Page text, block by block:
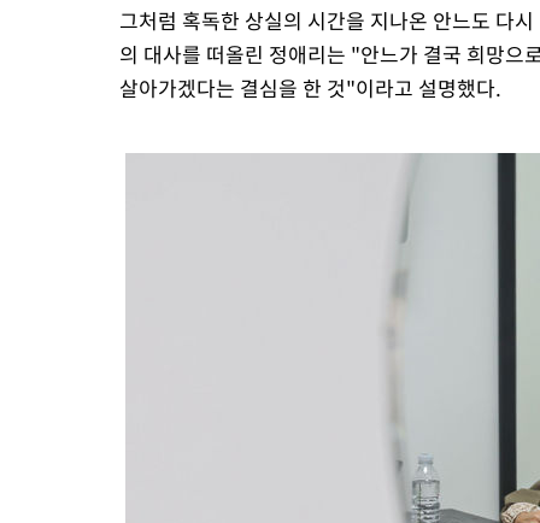
그처럼 혹독한 상실의 시간을 지나온 안느도 다
의 대사를 떠올린 정애리는 "안느가 결국 희망으
살아가겠다는 결심을 한 것"이라고 설명했다.